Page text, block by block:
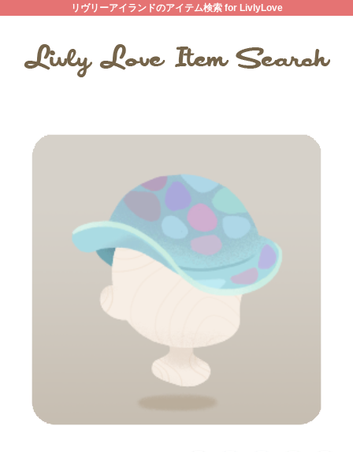
リヴリーアイランドのアイテム検索 for LivlyLove